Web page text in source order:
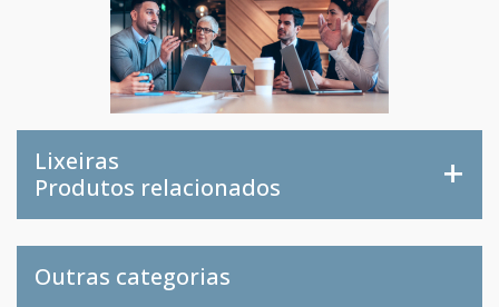
Lixeiras
Produtos relacionados
Outras categorias